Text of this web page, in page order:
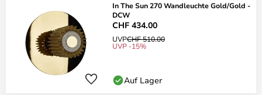
In The Sun 270 Wandleuchte Gold/Gold -
DCW
CHF 434.00
UVPCHF 510.00
UVP -15%
Auf Lager